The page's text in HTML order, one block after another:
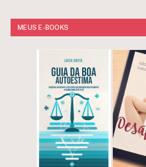
MEUS E-BOOKS